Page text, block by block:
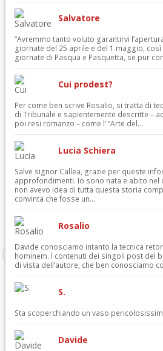
Salvatore
“Avremmo tanto voluto garantirvi
giornate del 25 aprile e del 1 maggio,
giornate di Pasqua e Pasquetta, se pur
Cui prodest?
Per come ben scrive Rosalio, si tratta di
di Tribunale e sapientemente descritte –
poi resi romanzo – come l’ “Arte del...
Lucia Schiera
Salve signor Callea, grazie per queste
approfondimenti. Io sono nata e abito nel
non avevo idea di tutta questa storia
convinta che fosse un...
Rosalio
Davide conosciamo intanto la tecnica
hominem. I contenuti dei singoli post del
di vista dell’autore, che ben conosciamo
S.
Sta scoperchiando un vaso
Davide